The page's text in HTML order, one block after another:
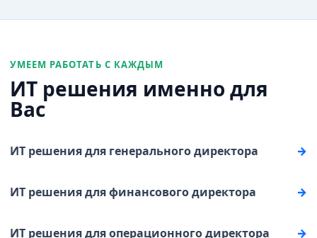
УМЕЕМ РАБОТАТЬ С КАЖДЫМ
ИТ решения именно для
Вас
ИТ решения для генерального директора
ИТ решения для финансового директора
ИТ решения для операционного директора